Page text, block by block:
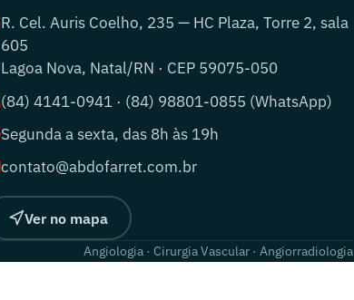
R. Cel. Auris Coelho, 235 — HC Plaza, Torre 2, sala
605
Lagoa Nova, Natal/RN · CEP 59075-050
(84) 4141-0941 · (84) 98801-0855 (WhatsApp)
Segunda a sexta, das 8h às 19h
contato@abdofarret.com.br
Ver no mapa
Angiologia · Cirurgia Vascular · Angiorradiologia